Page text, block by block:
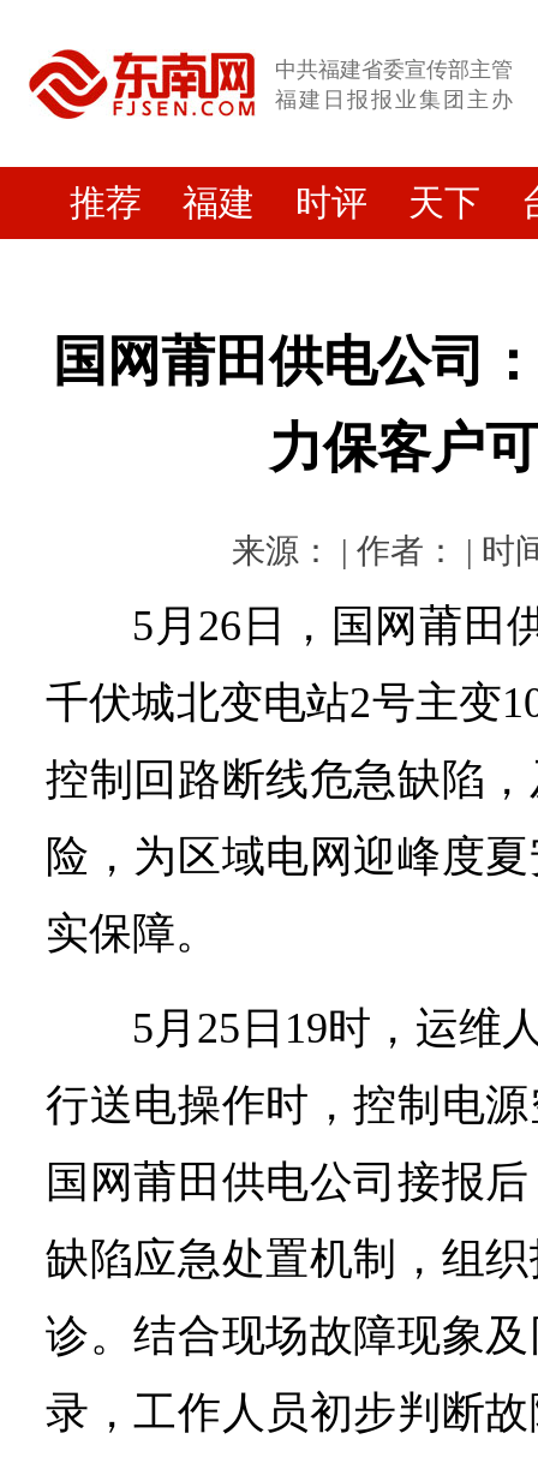
中共福建省委宣传部主管
福建日报报业集团主办
推荐 福建 时评 天下
国网莆田供电公司
力保客户
来源： | 作者： | 时
5月26日，国网莆田
千伏城北变电站2号主变
控制回路断线危急缺陷
险，为区域电网迎峰度
实保障。
5月25日19时，运维
行送电操作时，控制电
国网莆田供电公司接报
缺陷应急处置机制，组
诊。结合现场故障现象
录，工作人员初步判断